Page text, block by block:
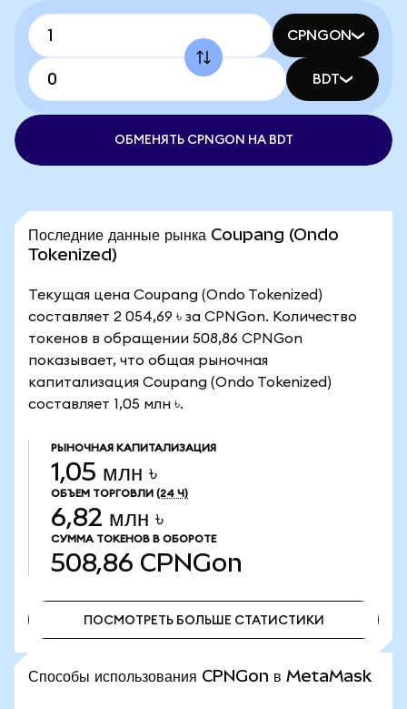
CPNGON
BDT
ОБМЕНЯТЬ CPNGON НА BDT
Последние данные рынка Coupang (Ondo
Tokenized)
Текущая цена Coupang (Ondo Tokenized)
составляет 2 054,69 ৳ за CPNGon. Количество
токенов в обращении 508,86 CPNGon
показывает, что общая рыночная
капитализация Coupang (Ondo Tokenized)
составляет 1,05 млн ৳.
РЫНОЧНАЯ КАПИТАЛИЗАЦИЯ
1,05 млн ৳
ОБЪЕМ ТОРГОВЛИ (24 Ч)
6,82 млн ৳
СУММА ТОКЕНОВ В ОБОРОТЕ
508,86 CPNGon
ПОСМОТРЕТЬ БОЛЬШЕ СТАТИСТИКИ
Способы использования CPNGon в MetaMask